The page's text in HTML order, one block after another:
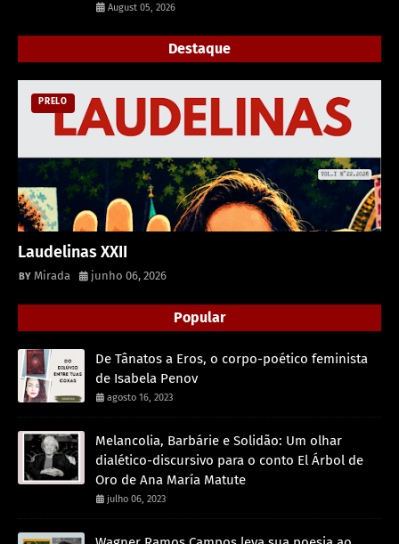
August 05, 2026
Destaque
PRELO
Laudelinas XXII
Mirada junho 06, 2026
Popular
De Tânatos a Eros, o corpo-poético feminista
de Isabela Penov
agosto 16, 2023
Melancolia, Barbárie e Solidão: Um olhar
dialético-discursivo para o conto El Árbol de
Oro de Ana María Matute
julho 06, 2023